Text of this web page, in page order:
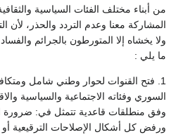
من أبناء مختلف الفئات السياسية
المشاركة معنا وعدم التردد والحذر، لأن
ولا يخشاه إلا المتورطون بالجرائم
ما يلي :
1. فتح القنوات لحوار وطني شامل
السوري وفئاته الاجتماعية والسياسية
وفق منطلقات قاعدية تتمثل في: ضرورة
ورفض كل أشكال الإصلاحات الترقيعية أو